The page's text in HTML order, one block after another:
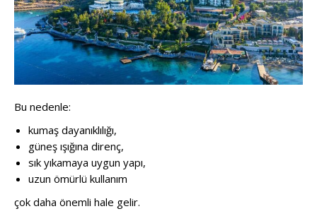
Bu nedenle:
kumaş dayanıklılığı,
güneş ışığına direnç,
sık yıkamaya uygun yapı,
uzun ömürlü kullanım
çok daha önemli hale gelir.